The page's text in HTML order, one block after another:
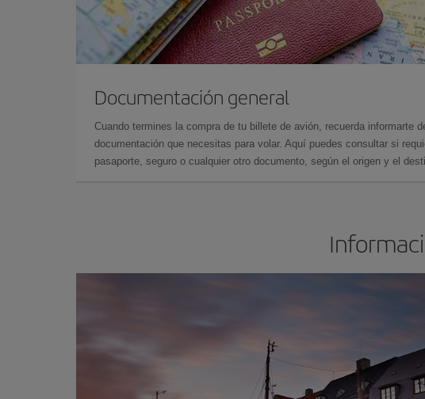
Documentación general
Cuando termines la compra de tu billete de avión, recuerda informarte
documentación que necesitas para volar. Aquí puedes consultar si
pasaporte, seguro o cualquier otro documento, según el origen y el